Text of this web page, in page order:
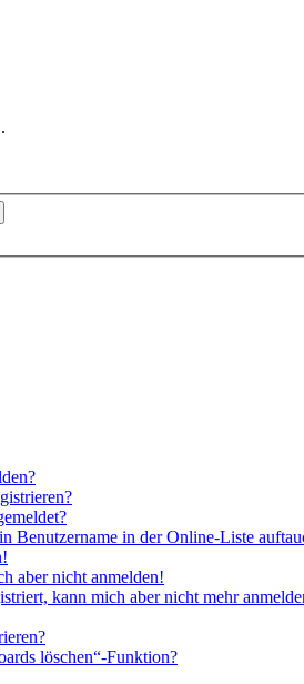
Benutzername in der Online-Liste
aber nicht anmelden!
kann mich aber nicht mehr
löschen“-Funktion?